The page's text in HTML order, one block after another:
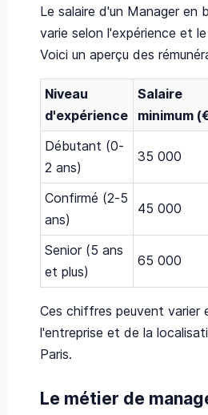
Le salaire d'un Manager en
varie selon l'expérience et
Voici un aperçu des
Niveau
d'expérience
Salaire
minimum
Débutant (0-
2 ans)
35 000
Confirmé (2-5
ans)
45 000
Senior (5 ans
et plus)
65 000
Ces chiffres peuvent varier
l'entreprise et de la
Paris.
Le métier de